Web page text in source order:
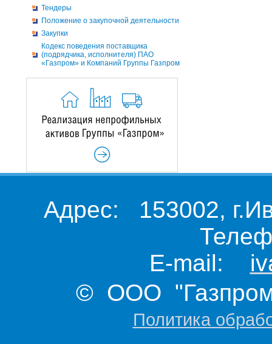
Тендеры
Положение о закупочной деятельности
Закупки
Кодекс поведения поставщика
(подрядчика, исполнителя) ПАО
«Газпром» и Компаний Группы Газпром
Адрес: 153002,
E-mail:
© ООО "Газпром
Политика